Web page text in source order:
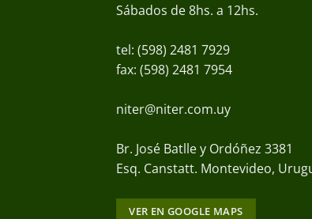
Sábados de 8hs. a 12hs.
tel: (598) 2481 7929
fax: (598) 2481 7954
niter@niter.com.uy
Br. José Batlle y Ordóñez 3381
Esq. Canstatt. Montevideo,
VER EN GOOGLE MAPS